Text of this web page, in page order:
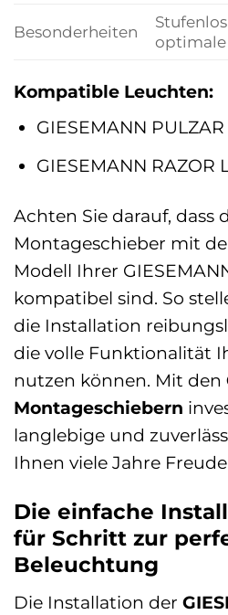
Besonderheiten
optimale
Kompatible Leuchten:
GIESEMANN
GIESEMANN RAZOR
Achten Sie darauf, dass
Montageschieber mit
Modell Ihrer
kompatibel sind. So
die Installation
die volle Funktionalität
nutzen können. Mit den
Montageschiebern
langlebige und
Ihnen viele Jahre
Die einfache
für Schritt zur
Beleuchtung
Die Installation der